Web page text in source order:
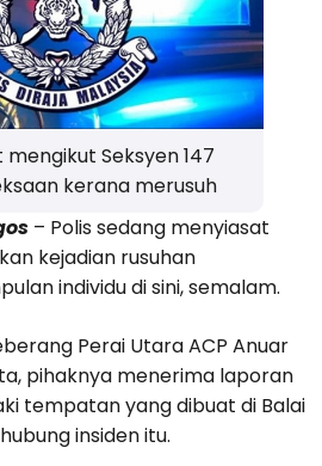
mengikut Seksyen 147
kerana merusuh
– Polis sedang menyiasat
kejadian rusuhan
individu di sini, semalam.
Perai Utara ACP Anuar
pihaknya menerima laporan
tempatan yang dibuat di Balai
insiden itu.